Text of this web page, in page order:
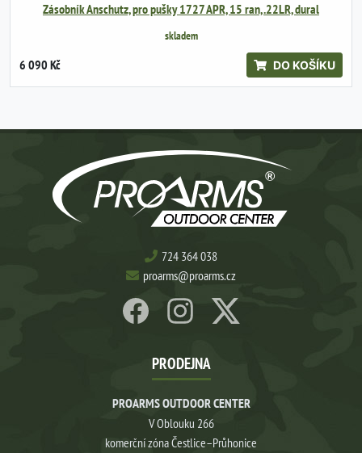
Zásobník Anschutz, pro pušky 1727 APR, 15 ran, .22LR, dural
skladem
6 090 Kč DO KOŠÍKU
724 364 038
proarms@proarms.cz
PRODEJNA
PROARMS OUTDOOR CENTER
V Oblouku 266
komerční zóna Čestlice–Průhonice